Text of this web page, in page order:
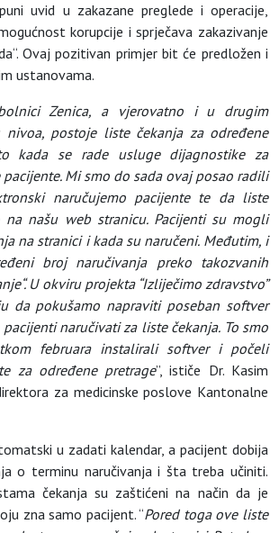
uvid u zakazane preglede i operacije,
korupcije i sprječava zakazivanje
Ovaj pozitivan primjer bit će predložen i
ustanovama.
Zenica, a vjerovatno i u drugim
nivoa, postoje liste čekanja za određene
kada se rade usluge dijagnostike za
Mi smo do sada ovaj posao radili
naručujemo pacijente te da liste
na našu web stranicu. Pacijenti su mogli
na stranici i kada su naručeni. Međutim, i
broj naručivanja preko takozvanih
U okviru projekta “Izliječimo zdravstvo”
da pokušamo napraviti poseban softver
naručivati za liste čekanja. To smo
februara instalirali softver i počeli
za određene pretrage”, ističe Dr. Kasim
za medicinske poslove Kantonalne
u zadati kalendar, a pacijent dobija
o terminu naručivanja i šta treba učiniti.
čekanja su zaštićeni na način da je
zna samo pacijent. “Pored toga ove liste